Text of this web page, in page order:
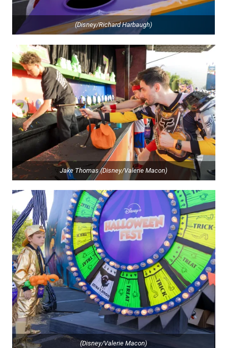
(Disney/Richard Harbaugh)
Jake Thomas (Disney/Valerie Macon)
(Disney/Valerie Macon)